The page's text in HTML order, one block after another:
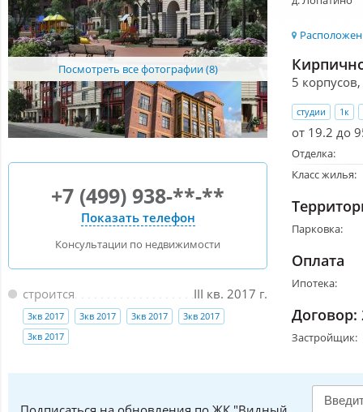
Посмотреть все фотографии (8)
+7 (499) 938-**-**
Показать телефон
Консультации по недвижимости
III кв. 2017 г.
строится
3кв 2017 3кв 2017 3кв 2017
3кв 2017
3кв 2017
5
студии 1к
от 19.2 до
Отделка:
Класс жилья:
Парковка:
Оплата
Ипотека:
Договор:
Застройщик: